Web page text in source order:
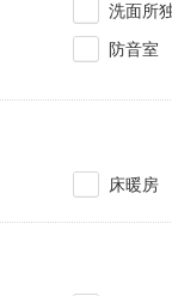
洗面所
防音室
床暖房